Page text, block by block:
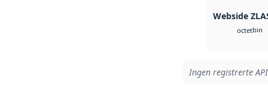
Webside
octetbin
Ingen registrerte